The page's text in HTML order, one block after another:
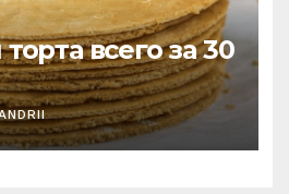
всего за 30